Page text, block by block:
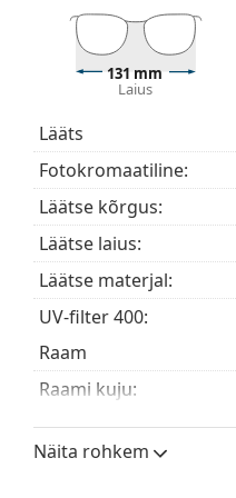
inimestele.
Arvutiprillide raam
Aksessuaarid
Arvutiprillid
Komplekti kuuluv
tähele, et mõned
Avastage kogu sinise
131 mm
Laius
Lääts
Fotokromaatiline:
Läätse kõrgus:
Läätse laius:
Läätse materjal:
UV-filter 400:
Raam
Raami kuju:
Raami värv:
Raami materjal:
Näita rohkem